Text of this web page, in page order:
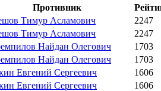
Противник
Тимур Асламович
2247
Тимур Асламович
2247
Найдан Олегович
1703
Найдан Олегович
1703
Евгений Сергеевич
1606
Евгений Сергеевич
1606